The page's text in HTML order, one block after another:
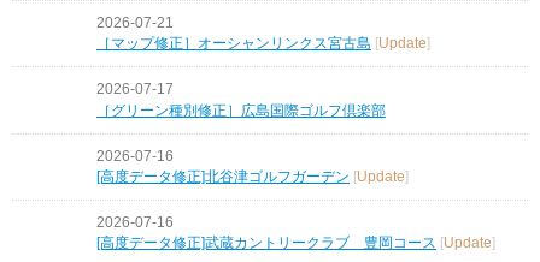
2026-07-21
［マップ修正］オーシャンリンクス宮古島 [Update]
2026-07-17
［グリーン種別修正］広島国際ゴルフ倶楽部
2026-07-16
[高度データ修正]北谷津ゴルフガーデン [Update]
2026-07-16
[高度データ修正]武蔵カントリークラブ 豊岡コース
Update